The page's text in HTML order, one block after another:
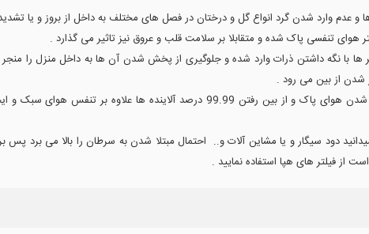
و عدم وارد شدن گرد انواع گل و درختان در فصل های مختلف به داخل از بروز و یا
هوای تنفسی پاک شده و متقابلا بر سلامت قلب و عروق نیز تاثیر می گذارد .
ها با نگه داشتن ذرات وارد شده و جلوگیری از پخش شدن آن ها به داخل منزل را
شدن از بین می رود .
با فراهم شدن هوای پاک و از بین رفتن 99.99 درصد آلاینده ها
دود سیگار و یا مشاین آلات و.. احتمال مبتلا شدن به سرطان را بالا می برد پس
فیلتر های هپا استفاده نمایید .